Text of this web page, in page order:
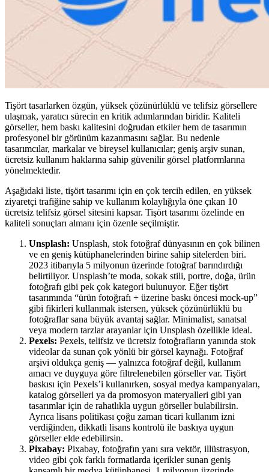
Tişört tasarlarken özgün, yüksek çözünürlüklü ve telifsiz görsellere
ulaşmak, yaratıcı sürecin en kritik adımlarından biridir. Kaliteli
görseller, hem baskı kalitesini doğrudan etkiler hem de tasarımın
profesyonel bir görünüm kazanmasını sağlar. Bu nedenle
tasarımcılar, markalar ve bireysel kullanıcılar; geniş arşiv sunan,
ücretsiz kullanım haklarına sahip güvenilir görsel platformlarına
yönelmektedir.
Aşağıdaki liste, tişört tasarımı için en çok tercih edilen, en yüksek
ziyaretçi trafiğine sahip ve kullanım kolaylığıyla öne çıkan 10
ücretsiz telifsiz görsel sitesini kapsar. Tişört tasarımı özelinde en
kaliteli sonuçları almanı için özenle seçilmiştir.
Unsplash: Unsplash, stok fotoğraf dünyasının en çok bilinen
ve en geniş kütüphanelerinden birine sahip sitelerden biri.
2023 itibarıyla 5 milyonun üzerinde fotoğraf barındırdığı
belirtiliyor. Unsplash’te moda, sokak stili, portre, doğa, ürün
fotoğrafı gibi pek çok kategori bulunuyor. Eğer tişört
tasarımında “ürün fotoğrafı + üzerine baskı öncesi mock‑up”
gibi fikirleri kullanmak istersen, yüksek çözünürlüklü bu
fotoğraflar sana büyük avantaj sağlar. Minimalist, sanatsal
veya modern tarzlar arayanlar için Unsplash özellikle ideal.
Pexels: Pexels, telifsiz ve ücretsiz fotoğrafların yanında stok
videolar da sunan çok yönlü bir görsel kaynağı. Fotoğraf
arşivi oldukça geniş — yalnızca fotoğraf değil, kullanım
amacı ve duyguya göre filtrelenebilen görseller var. Tişört
baskısı için Pexels’i kullanırken, sosyal medya kampanyaları,
katalog görselleri ya da promosyon materyalleri gibi yan
tasarımlar için de rahatlıkla uygun görseller bulabilirsin.
Ayrıca lisans politikası çoğu zaman ticari kullanım izni
verdiğinden, dikkatli lisans kontrolü ile baskıya uygun
görseller elde edebilirsin.
Pixabay: Pixabay, fotoğrafın yanı sıra vektör, illüstrasyon,
video gibi çok farklı formatlarda içerikler sunan geniş